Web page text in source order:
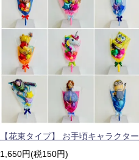
【花束タイプ】 お手頃キャラクター
1,650円(税150円)